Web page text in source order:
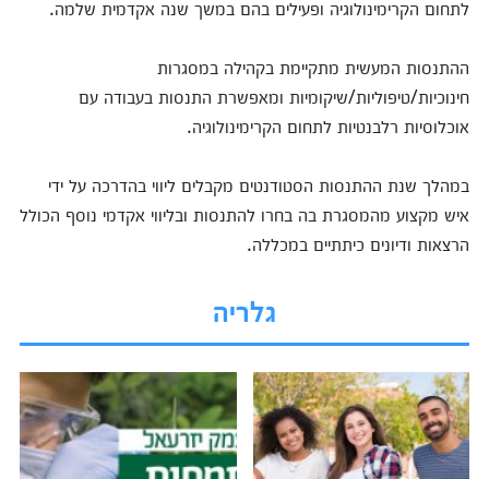
לתחום הקרימינולוגיה ופעילים בהם במשך שנה אקדמית שלמה.
ההתנסות המעשית מתקיימת בקהילה במסגרות
חינוכיות/טיפוליות/שיקומיות ומאפשרת התנסות בעבודה עם
אוכלוסיות רלבנטיות לתחום הקרימינולוגיה.
במהלך שנת ההתנסות הסטודנטים מקבלים ליווי בהדרכה על ידי
איש מקצוע מהמסגרת בה בחרו להתנסות ובליווי אקדמי נוסף הכולל
הרצאות ודיונים כיתתיים במכללה.
גלריה